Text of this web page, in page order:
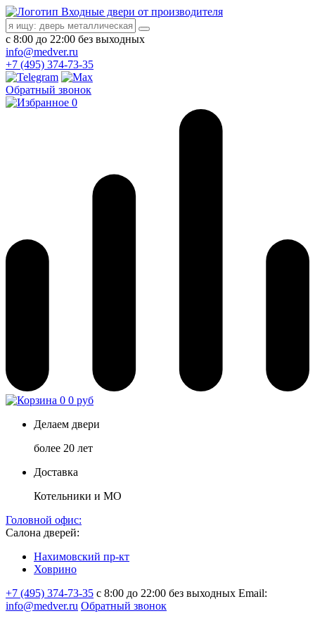
Входные двери от производителя
с 8:00 до 22:00 без выходных
info@medver.ru
+7 (495) 374-73-35
Обратный звонок
0
0 0 руб
Делаем двери
более 20 лет
Доставка
Котельники и МО
Головной офис:
Салона дверей:
Нахимовский пр-кт
Ховрино
+7 (495) 374-73-35 с 8:00 до 22:00 без выходных Email:
info@medver.ru Обратный звонок